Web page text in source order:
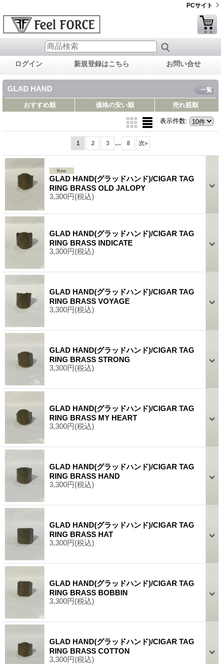
PCサイト
ログイン 新規登録はこちら お問い合せ
GLAD HAND 一覧
おすすめ順 価格の安い順 売れ筋順
表示件数:
1 2 3 ... 8 次»
GLAD HAND(グラッドハンド)/CIGAR TAG
RING BRASS OLD JALOPY
3,300円(税込)
GLAD HAND(グラッドハンド)/CIGAR TAG
RING BRASS INDICATE
3,300円(税込)
GLAD HAND(グラッドハンド)/CIGAR TAG
RING BRASS VOYAGE
3,300円(税込)
GLAD HAND(グラッドハンド)/CIGAR TAG
RING BRASS STRONG
3,300円(税込)
GLAD HAND(グラッドハンド)/CIGAR TAG
RING BRASS MY HEART
3,300円(税込)
GLAD HAND(グラッドハンド)/CIGAR TAG
RING BRASS HAND
3,300円(税込)
GLAD HAND(グラッドハンド)/CIGAR TAG
RING BRASS HAT
3,300円(税込)
GLAD HAND(グラッドハンド)/CIGAR TAG
RING BRASS BOBBIN
3,300円(税込)
GLAD HAND(グラッドハンド)/CIGAR TAG
RING BRASS COTTON
3,300円(税込)